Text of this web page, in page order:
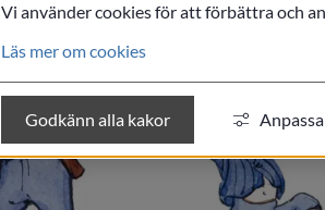
Vi använder cookies för att förbättra och
Läs mer om cookies
Godkänn alla kakor